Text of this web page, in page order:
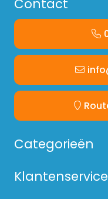
Contact
Categorieën
Klantenservice